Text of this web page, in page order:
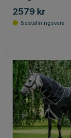
2579 kr